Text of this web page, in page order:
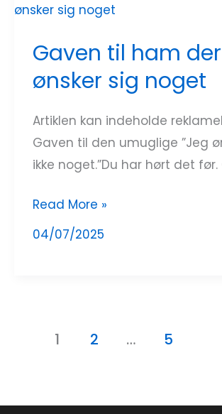
Gaven til ham
ønsker sig noget
Artiklen kan indeholde
Gaven til den umuglige ”Jeg
ikke noget.”Du har hørt det
til
der
ikke
sig
noget
Read More »
04/07/2025
1 2 … 5